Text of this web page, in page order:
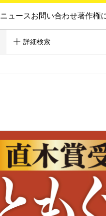
ニュースお問い合わせ著作権
詳細検索